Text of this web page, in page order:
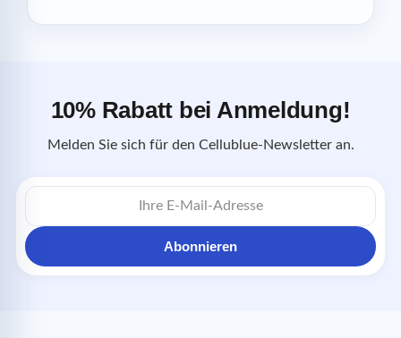
10% Rabatt bei Anmeldung!
Melden Sie sich für den Cellublue-Newsletter an.
E-
Mail-
Abonnieren